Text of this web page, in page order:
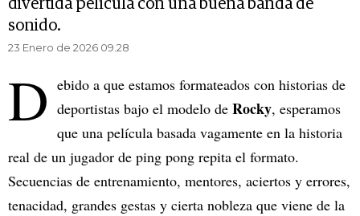
divertida película con una buena banda de
sonido.
23 Enero de 2026 09.28
D ebido a que estamos formateados con historias de
deportistas bajo el modelo de Rocky, esperamos
que una película basada vagamente en la historia
real de un jugador de ping pong repita el formato.
Secuencias de entrenamiento, mentores, aciertos y errores,
tenacidad, grandes gestas y cierta nobleza que viene de la